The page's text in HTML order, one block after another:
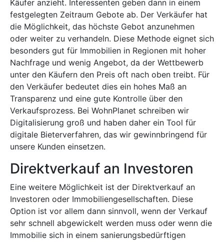
Käufer anzieht. Interessenten geben dann in einem
festgelegten Zeitraum Gebote ab. Der Verkäufer hat
die Möglichkeit, das höchste Gebot anzunehmen
oder weiter zu verhandeln. Diese Methode eignet sich
besonders gut für Immobilien in Regionen mit hoher
Nachfrage und wenig Angebot, da der Wettbewerb
unter den Käufern den Preis oft nach oben treibt. Für
den Verkäufer bedeutet dies ein hohes Maß an
Transparenz und eine gute Kontrolle über den
Verkaufsprozess. Bei WohnPlanet schreiben wir
Digitalisierung groß und haben daher ein Tool für
digitale Bieterverfahren, das wir gewinnbringend für
unsere Kunden einsetzen.
Direktverkauf an Investoren
Eine weitere Möglichkeit ist der Direktverkauf an
Investoren oder Immobiliengesellschaften. Diese
Option ist vor allem dann sinnvoll, wenn der Verkauf
sehr schnell abgewickelt werden muss oder wenn die
Immobilie sich in einem sanierungsbedürftigen